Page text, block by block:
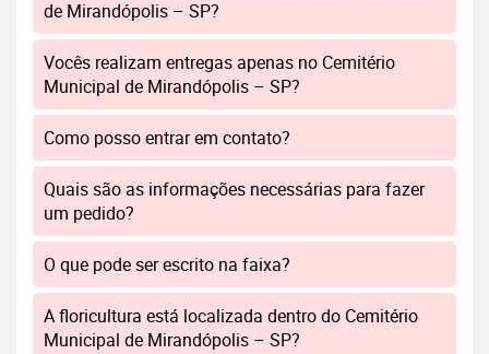
de Mirandópolis – SP?
Vocês realizam entregas apenas no Cemitério
Municipal de Mirandópolis – SP?
Como posso entrar em contato?
Quais são as informações necessárias para fazer
um pedido?
O que pode ser escrito na faixa?
A floricultura está localizada dentro do Cemitério
Municipal de Mirandópolis – SP?